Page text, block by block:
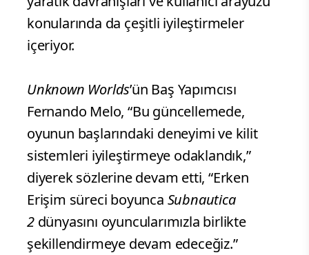
konularında da çeşitli iyileştirmeler
içeriyor.
Unknown Worlds’ün Baş Yapımcısı
Fernando Melo, “Bu güncellemede,
oyunun başlarındaki deneyimi ve kilit
sistemleri iyileştirmeye odaklandık,”
diyerek sözlerine devam etti, “Erken
Erişim süreci boyunca Subnautica
2dünyasını oyuncularımızla birlikte
şekillendirmeye devam edeceğiz.”